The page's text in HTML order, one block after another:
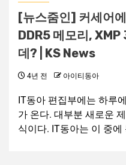
[뉴스줌인] 커세어
DDR5 메모리,
데? | KS News
4년 전 아이티동아
IT동아 편집부에는 하루
가 온다. 대부분 새로운
식이다. IT동아는 이 중에